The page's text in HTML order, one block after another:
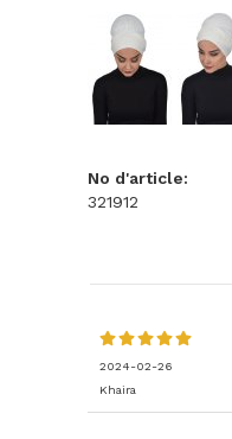
No d'article:
321912
2024-02-26
Khaira